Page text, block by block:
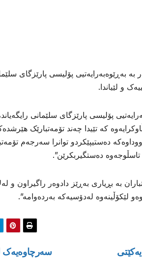
پۆلیسی پارێزگای
و لێیاندا.
21ی ئابی 2025، بەڕێوەبەرایەتیی پۆلیسی پارێزگای سلێمانی
کە تێیدا چەند تۆمەتبارێک
دەستیپێکردو توانرا سەرجەم
دەستگیربکرێن”.
بە بڕیاری بەڕێز دادوەر راگیراون و
لێکۆڵینەوە لەدۆسیەکە بەردەوامە”.
سەرچاوەیەک